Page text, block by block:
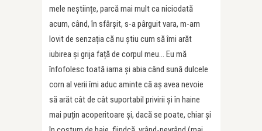
mele neștiințe, parcă mai mult ca niciodată
acum, când, în sfârșit, s-a pârguit vara, m-am
lovit de senzația că nu știu cum să îmi arăt
iubirea și grija față de corpul meu… Eu mă
înfofolesc toată iarna și abia când sună dulcele
corn al verii îmi aduc aminte că aș avea nevoie
să arăt cât de cât suportabil privirii și în haine
mai puțin acoperitoare și, dacă se poate, chiar și